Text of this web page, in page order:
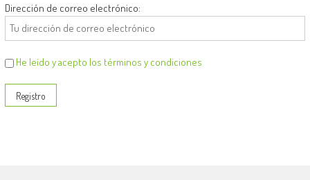
Dirección de correo electrónico:
He leído y acepto los términos y condiciones